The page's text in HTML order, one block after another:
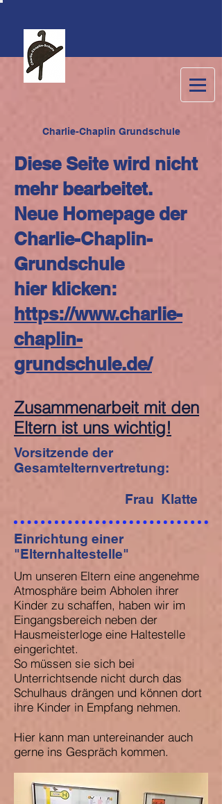
Charlie-Chaplin Grundschule
Diese Seite wird nicht
mehr bearbeitet.
Neue Homepage der
Charlie-Chaplin-
Grundschule
hier klicken:
https://www.charlie-
chaplin-
grundschule.de/
Zusammenarbeit mit den
Eltern ist uns wichtig!
Vorsitzende der
Gesamtelternvertretung:
Frau Klatte
Einrichtung einer
"Elternhaltestelle"
Um unseren Eltern eine angenehme
Atmosphäre beim Abholen ihrer
Kinder zu schaffen, haben wir im
Eingangsbereich neben der
Hausmeisterloge eine Haltestelle
eingerichtet.
So müssen sie sich bei
Unterrichtsende nicht durch das
Schulhaus drängen und können dort
ihre Kinder in Empfang nehmen.
Hier kann man untereinander auch
gerne ins Gespräch kommen.